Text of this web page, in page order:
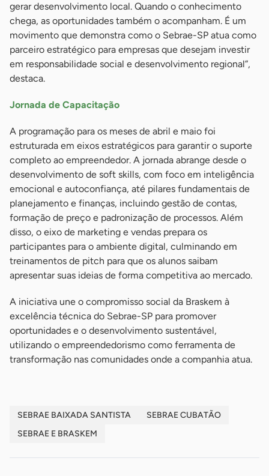
gerar desenvolvimento local. Quando o conhecimento
chega, as oportunidades também o acompanham. É um
movimento que demonstra como o Sebrae-SP atua como
parceiro estratégico para empresas que desejam investir
em responsabilidade social e desenvolvimento regional”,
destaca.
Jornada de Capacitação
A programação para os meses de abril e maio foi
estruturada em eixos estratégicos para garantir o suporte
completo ao empreendedor. A jornada abrange desde o
desenvolvimento de soft skills, com foco em inteligência
emocional e autoconfiança, até pilares fundamentais de
planejamento e finanças, incluindo gestão de contas,
formação de preço e padronização de processos. Além
disso, o eixo de marketing e vendas prepara os
participantes para o ambiente digital, culminando em
treinamentos de pitch para que os alunos saibam
apresentar suas ideias de forma competitiva ao mercado.
A iniciativa une o compromisso social da Braskem à
excelência técnica do Sebrae-SP para promover
oportunidades e o desenvolvimento sustentável,
utilizando o empreendedorismo como ferramenta de
transformação nas comunidades onde a companhia atua.
SEBRAE BAIXADA SANTISTA
SEBRAE CUBATÃO
SEBRAE E BRASKEM